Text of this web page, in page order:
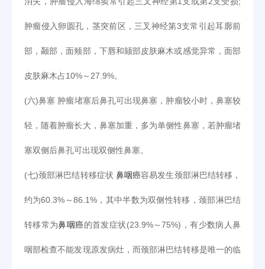
肿瘤侵入卵圆孔，茎突前区，三叉神经第3支常引起耳廓前
部，颞部，面颊部，下唇和颏部皮肤麻木或感觉异常，面部
皮肤麻木占10%～27.9%。
(六)鼻塞 肿瘤堵塞后鼻孔可出现鼻塞，肿瘤较小时，鼻塞较
轻，随着肿瘤长大，鼻塞加重，多为单侧性鼻塞，若肿瘤堵
塞双侧后鼻孔可出现双侧性鼻塞。
(七)颈部淋巴结转移症状 鼻咽癌容易发生颈部淋巴结转移，
约为60.3%～86.1%，其中半数为双侧性转移，颈部淋巴结
转移常为鼻咽癌的首发症状(23.9%～75%)，有少数病人鼻
咽部检查不能发现原发病灶，而颈部淋巴结转移是唯一的临